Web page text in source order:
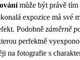
může být právě
expozice má své
Podobně záměrně
perfektně
na fotografie s